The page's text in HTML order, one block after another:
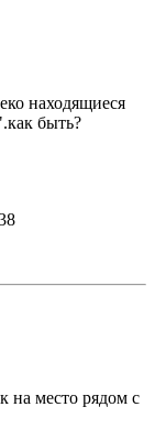
находящиеся
быть?
на место рядом с